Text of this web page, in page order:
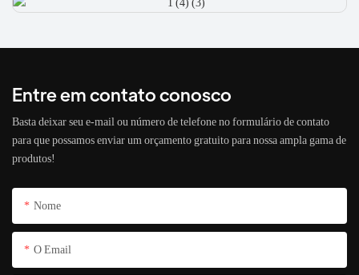
Entre em contato conosco
Basta deixar seu e-mail ou número de telefone no formulário de contato
para que possamos enviar um orçamento gratuito para nossa ampla gama de
produtos!
Nome
O Email